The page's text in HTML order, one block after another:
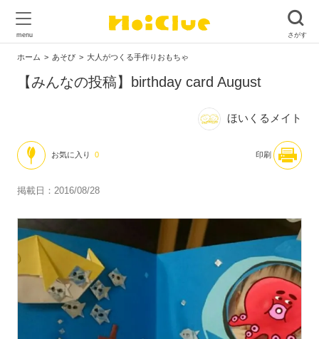
ホーム あそび 大人がつくる手作りおもちゃ
【みんなの投稿】birthday card August
ほいくるメイト
お気に入り 0 印刷
掲載日：2016/08/28